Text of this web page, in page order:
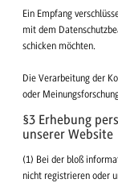
Ein Empfang
mit dem
schicken möchten.
Die Verarbeitung der
oder
§3 Erhebung
unserer Website
(1) Bei der bloß
nicht registrieren oder